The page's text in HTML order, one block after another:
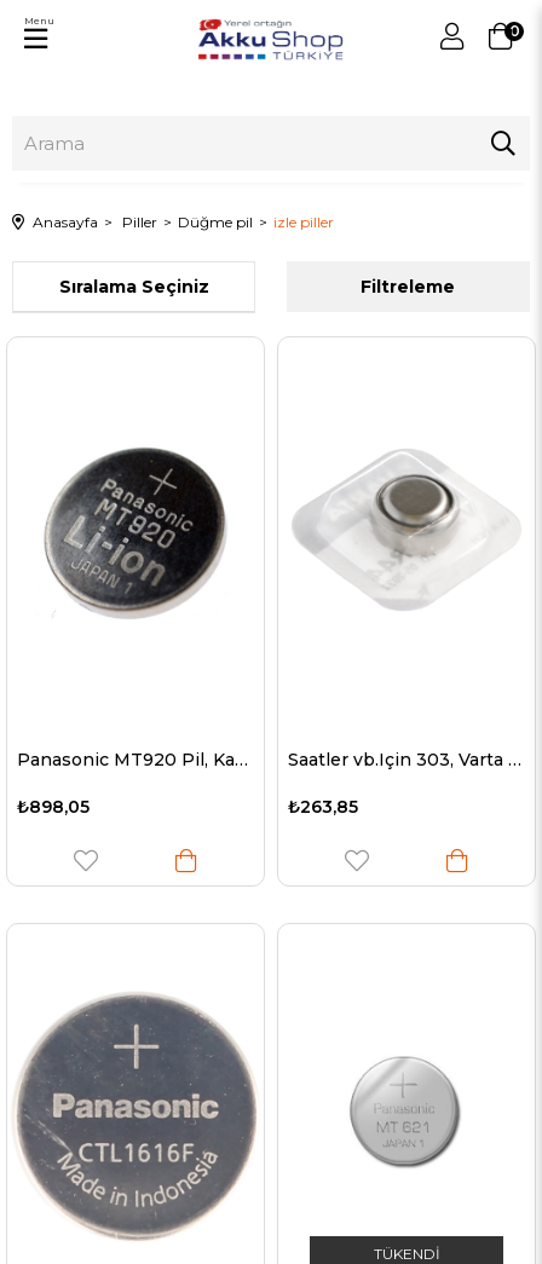
0
Menu
Anasayfa Piller Düğme pil izle piller
Filtreleme
Sıralama
Panasonic MT920 Pil, Kapasitör Pil GC920 0.33F
₺898,05
Saatler vb.Için 303, Varta V303, SR44, SR44SW düğme hücresi.
₺263,85
TÜKENDI